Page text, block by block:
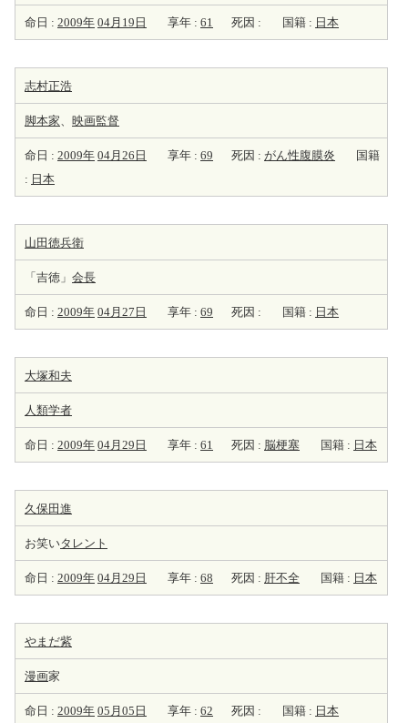
命日 : 2009年 04月19日 享年 : 61 死因 : 国籍 : 日本
志村正浩
脚本家、 映画監督
命日 : 2009年 04月26日 享年 : 69 死因 : がん性腹膜炎
国籍
: 日本
山田徳兵衛
「吉徳」 会長
命日 : 2009年 04月27日 享年 : 69 死因 : 国籍 : 日本
大塚和夫
人類学者
命日 : 2009年 04月29日 享年 : 61 死因 : 脳梗塞 国籍 : 日本
久保田進
お笑いタレント
命日 : 2009年 04月29日 享年 : 68 死因 : 肝不全 国籍 : 日本
やまだ紫
漫画家
命日 : 2009年 05月05日 享年 : 62 死因 : 国籍 : 日本